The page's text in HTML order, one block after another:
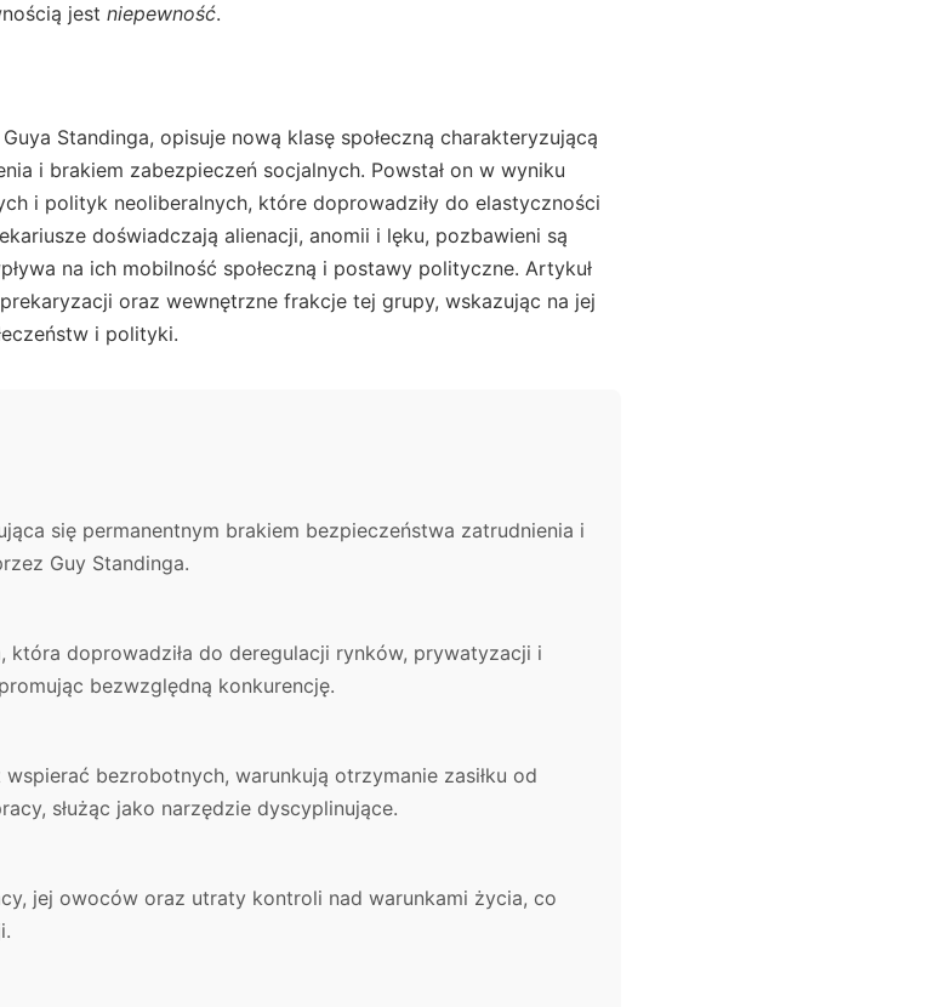
jest niepewność.
Standinga, opisuje nową klasę społeczną charakteryzującą
i brakiem zabezpieczeń socjalnych. Powstał on w wyniku
i polityk neoliberalnych, które doprowadziły do elastyczności
doświadczają alienacji, anomii i lęku, pozbawieni są
na ich mobilność społeczną i postawy polityczne. Artykuł
oraz wewnętrzne frakcje tej grupy, wskazując na jej
i polityki.
się permanentnym brakiem bezpieczeństwa zatrudnienia i
Guy Standinga.
która doprowadziła do deregulacji rynków, prywatyzacji i
bezwzględną konkurencję.
bezrobotnych, warunkują otrzymanie zasiłku od
służąc jako narzędzie dyscyplinujące.
jej owoców oraz utraty kontroli nad warunkami życia, co